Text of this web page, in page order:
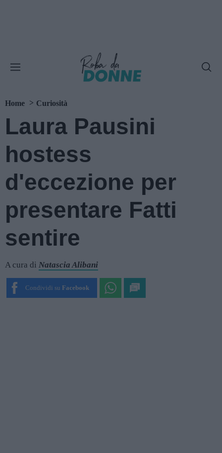
Home Curiosità
Laura Pausini
hostess
d'eccezione per
presentare Fatti
sentire
A cura di Natascia Alibani
Condividi su Facebook